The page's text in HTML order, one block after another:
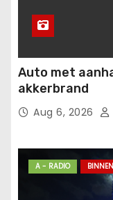
Auto met
akkerbrand
Aug 6, 2026
A - RADIO